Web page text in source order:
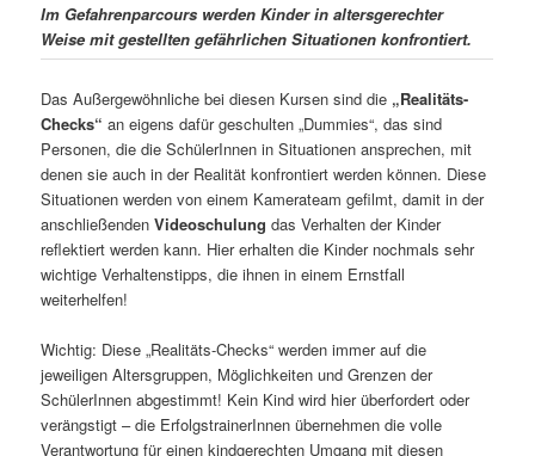
Im Gefahrenparcours werden Kinder in altersgerechter
Weise mit gestellten gefährlichen Situationen konfrontiert.
Das Außergewöhnliche bei diesen Kursen sind die „Realitäts-
Checks“ an eigens dafür geschulten „Dummies“, das sind
Personen, die die SchülerInnen in Situationen ansprechen, mit
denen sie auch in der Realität konfrontiert werden können. Diese
Situationen werden von einem Kamerateam gefilmt, damit in der
anschließendenVideoschulung das Verhalten der Kinder
reflektiert werden kann. Hier erhalten die Kinder nochmals sehr
wichtige Verhaltenstipps, die ihnen in einem Ernstfall
weiterhelfen!
Wichtig: Diese „Realitäts-Checks“ werden immer auf die
jeweiligen Altersgruppen, Möglichkeiten und Grenzen der
SchülerInnen abgestimmt! Kein Kind wird hier überfordert oder
verängstigt – die ErfolgstrainerInnen übernehmen die volle
Verantwortung für einen kindgerechten Umgang mit diesen